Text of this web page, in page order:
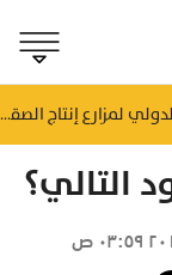
السعودية: بدء فعاليات "المزاد الدولي لمزارع إنتاج الصقور 2026"
التالي؟